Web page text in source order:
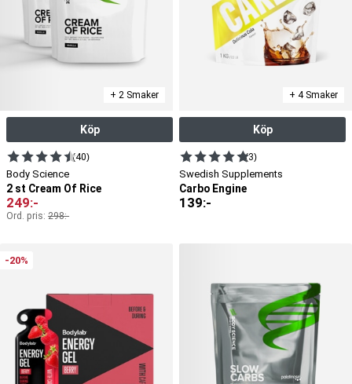
+ 2 Smaker
Köp
(40)
Body Science
2 st Cream Of Rice
249:-
Ord. pris: 298:-
+ 4 Smaker
Köp
(3)
Swedish Supplements
Carbo Engine
139:-
-20%